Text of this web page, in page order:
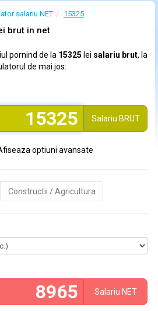
salariu NET 15325
brut in net
pornind de la 15325 lei salariu brut, la
de mai jos:
Salariu BRUT
optiuni avansate
Constructii / Agricultura
Salariu NET